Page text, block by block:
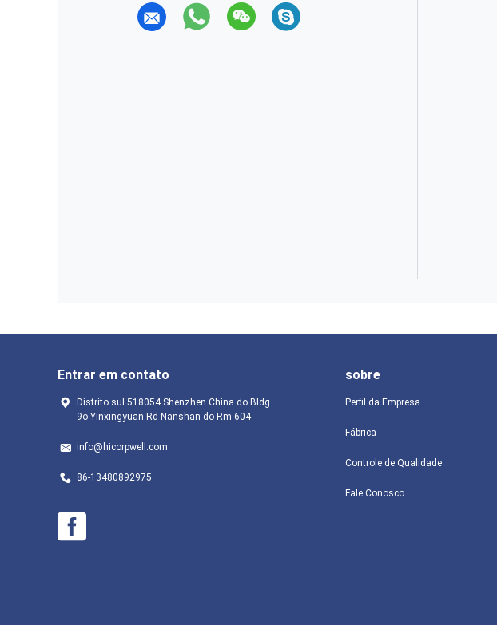
Entrar em contato
Distrito sul 518054 Shenzhen China do Bldg
9o Yinxingyuan Rd Nanshan do Rm 604
info@hicorpwell.com
86-13480892975
sobre
Perfil da Empresa
Fábrica
Controle de Qualidade
Fale Conosco